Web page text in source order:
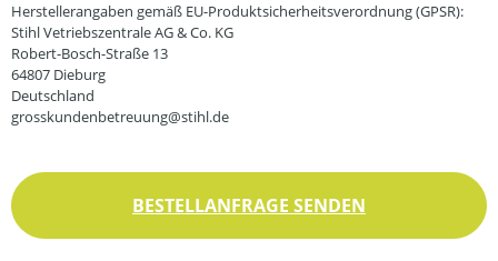
Herstellerangaben gemäß EU-Produktsicherheitsverordnung (GPSR):
Stihl Vetriebszentrale AG & Co. KG
Robert-Bosch-Straße 13
64807 Dieburg
Deutschland
grosskundenbetreuung@stihl.de
BESTELLANFRAGE SENDEN